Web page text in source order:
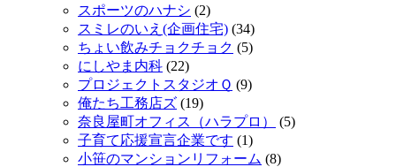
スポーツのハナシ (2)
スミレのいえ(企画住宅) (34)
ちょい飲みチョクチョク (5)
にしやま内科 (22)
プロジェクトスタジオＱ (9)
俺たち工務店ズ (19)
奈良屋町オフィス（ハラプロ）
(5)
子育て応援宣言企業です (1)
小笹のマンションリフォーム (8)